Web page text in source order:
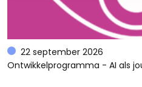
22 september 2026
Ontwikkelprogramma - AI als